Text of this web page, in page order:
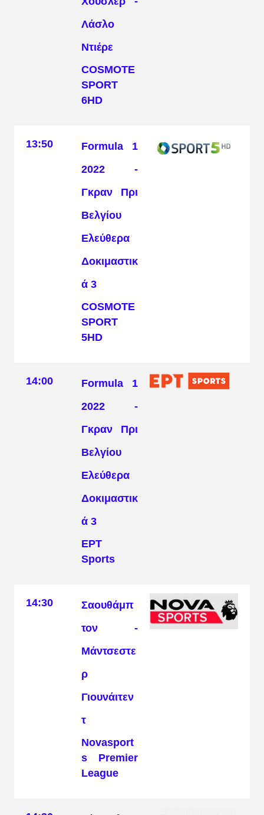
Λάσλο
Ντιέρε
COSMOTE
SPORT
6HD
13:50
Formula 1
2022 -
Γκραν Πρι
Βελγίου
Ελεύθερα
Δοκιμαστικ
ά 3
COSMOTE
SPORT
5HD
14:00
Formula 1
2022 -
Γκραν Πρι
Βελγίου
Ελεύθερα
Δοκιμαστικ
ά 3
ΕΡΤ
Sports
14:30
Σαουθάμπ
τον -
Μάντσεστε
ρ
Γιουνάιτεν
τ
Novasport
s Premier
League